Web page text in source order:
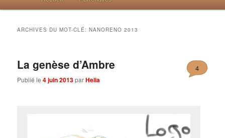
ARCHIVES DU MOT-CLÉ:NANORENO 2013
La genèse d’Ambre
Publié le4 juin 2013parHelia
4